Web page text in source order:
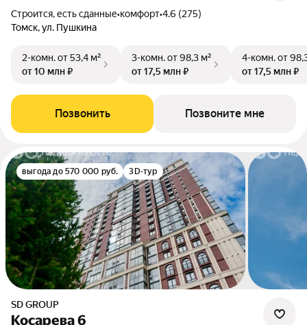
Строится, есть сданные•комфорт•4.6 (275)
Томск, ул. Пушкина
2-комн.от 53,4 м²
от 10 млн ₽
3-комн.от 98,3 м²
от 17,5 млн ₽
4-комн.от
от 17,5 млн ₽
Позвонить Позвоните мне
выгода до 570 000 руб. 3D-тур
SD GROUP
Косарева 6